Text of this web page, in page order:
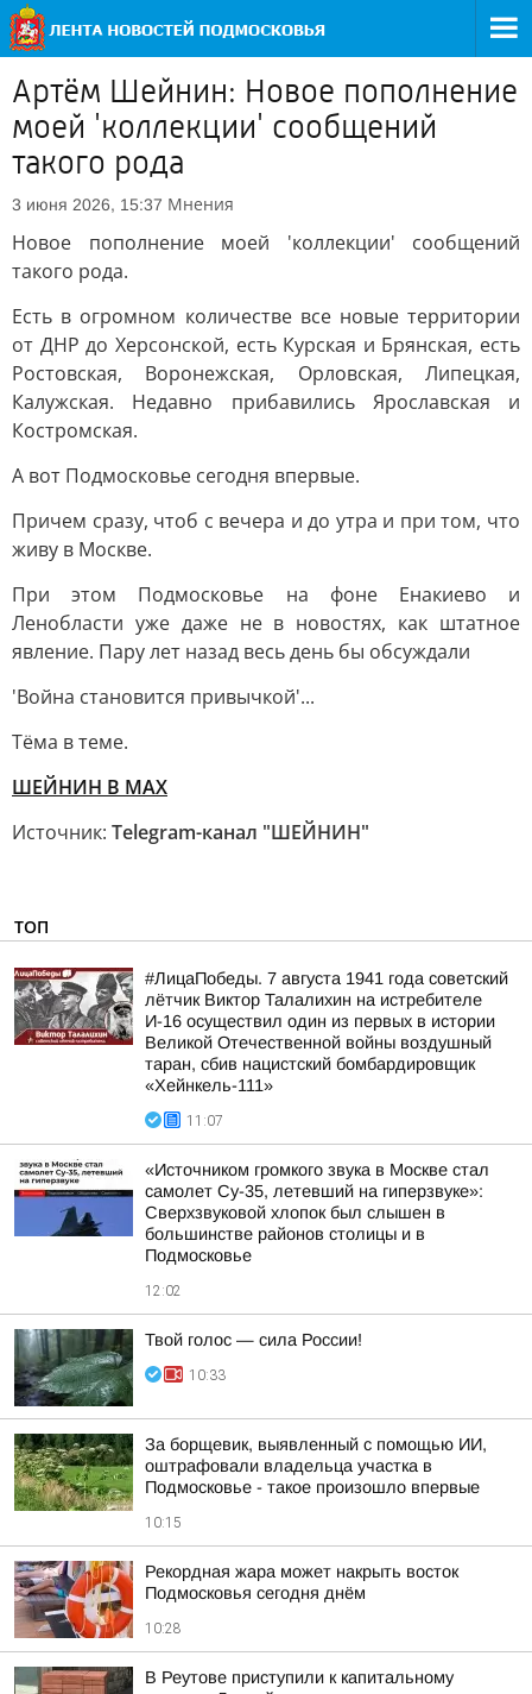
Артём Шейнин: Новое пополнение
моей 'коллекции' сообщений
такого рода
3 июня 2026, 15:37 Мнения
Новое пополнение моей 'коллекции' сообщений
такого рода.
Есть в огромном количестве все новые территории
от ДНР до Херсонской, есть Курская и Брянская, есть
Ростовская, Воронежская, Орловская, Липецкая,
Калужская. Недавно прибавились Ярославская и
Костромская.
А вот Подмосковье сегодня впервые.
Причем сразу, чтоб с вечера и до утра и при том, что
живу в Москве.
При этом Подмосковье на фоне Енакиево и
Ленобласти уже даже не в новостях, как штатное
явление. Пару лет назад весь день бы обсуждали
'Война становится привычкой'...
Тёма в теме.
ШЕЙНИН В МАХ
Источник: Telegram-канал "ШЕЙНИН"
ТОП
#ЛицаПобеды. 7 августа 1941 года советский
лётчик Виктор Талалихин на истребителе
И-16 осуществил один из первых в истории
Великой Отечественной войны воздушный
таран, сбив нацистский бомбардировщик
«Хейнкель-111»
11:07
«Источником громкого звука в Москве стал
самолет Су-35, летевший на гиперзвуке»:
Сверхзвуковой хлопок был слышен в
большинстве районов столицы и в
Подмосковье
12:02
Твой голос — сила России!
10:33
За борщевик, выявленный с помощью ИИ,
оштрафовали владельца участка в
Подмосковье - такое произошло впервые
10:15
Рекордная жара может накрыть восток
Подмосковья сегодня днём
10:28
В Реутове приступили к капитальному